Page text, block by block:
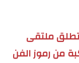
تطلق ملتقى
من رموز الفن